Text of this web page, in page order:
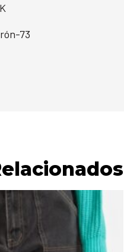
73